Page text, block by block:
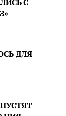
С
ДЛЯ